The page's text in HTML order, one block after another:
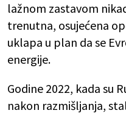
lažnom zastavom
trenutna, osujećena
uklapa u plan da se
energije.
Godine 2022, kada su
nakon razmišljanja,